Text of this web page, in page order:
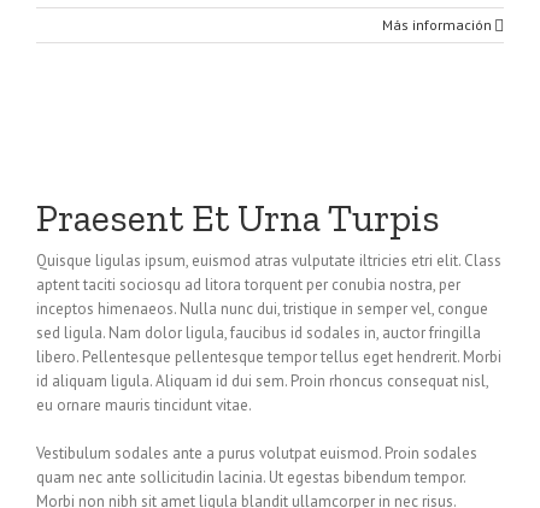
Más información
Praesent Et Urna Turpis
Quisque ligulas ipsum, euismod atras vulputate iltricies etri elit. Class
aptent taciti sociosqu ad litora torquent per conubia nostra, per
inceptos himenaeos. Nulla nunc dui, tristique in semper vel, congue
sed ligula. Nam dolor ligula, faucibus id sodales in, auctor fringilla
libero. Pellentesque pellentesque tempor tellus eget hendrerit. Morbi
id aliquam ligula. Aliquam id dui sem. Proin rhoncus consequat nisl,
eu ornare mauris tincidunt vitae.
Vestibulum sodales ante a purus volutpat euismod. Proin sodales
quam nec ante sollicitudin lacinia. Ut egestas bibendum tempor.
Morbi non nibh sit amet ligula blandit ullamcorper in nec risus.